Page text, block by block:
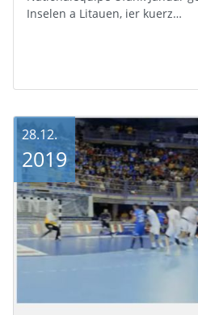
Inselen a Litauen, ier kuerz…
28.12.
2019